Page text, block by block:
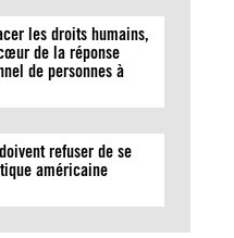
les droits humains,
de la réponse
de personnes à
refuser de se
américaine